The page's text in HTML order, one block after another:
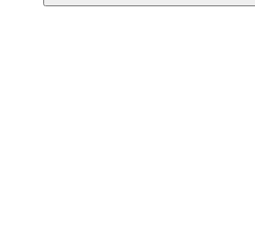
Suchen